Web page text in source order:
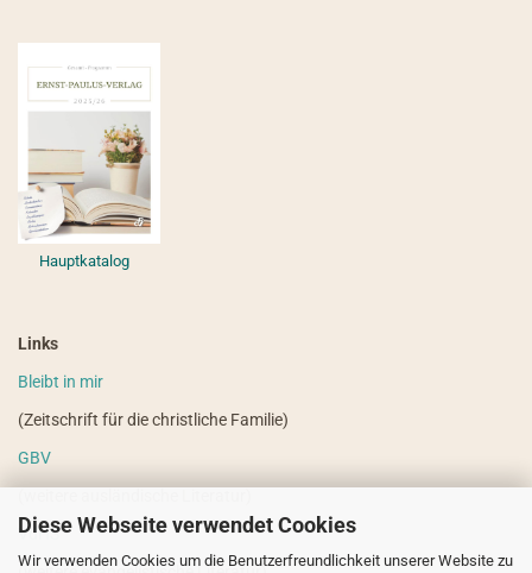
Diese Webseite verwendet Cookies
Wir verwenden Cookies um die Benutzerfreundlichkeit unserer Website zu
Hauptkatalog
Links
Bleibt in mir
(Zeitschrift für die christliche Familie)
GBV
VdHS